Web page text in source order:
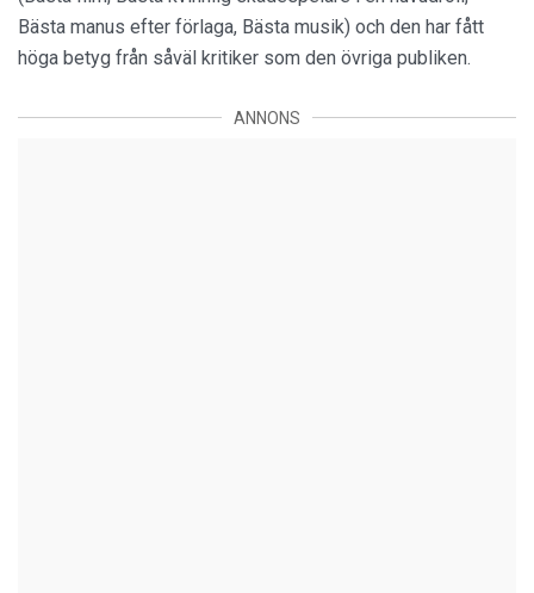
Bästa manus efter förlaga, Bästa musik) och den har fått
höga betyg från såväl kritiker som den övriga publiken.
ANNONS